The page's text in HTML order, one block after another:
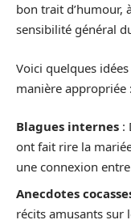
bon trait d’humour,
sensibilité général
Voici quelques
manière appropriée :
Blagues internes :
ont fait rire la
une connexion
Anecdotes
récits amusants sur